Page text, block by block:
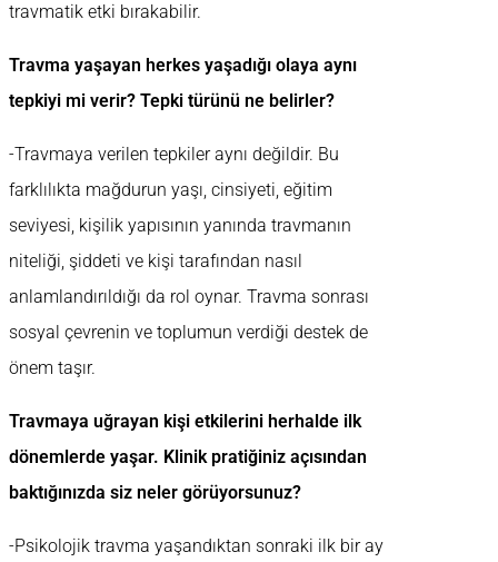
travmatik etki bırakabilir.
Travma yaşayan herkes yaşadığı olaya aynı
tepkiyi mi verir? Tepki türünü ne belirler?
-Travmaya verilen tepkiler aynı değildir. Bu
farklılıkta mağdurun yaşı, cinsiyeti, eğitim
seviyesi, kişilik yapısının yanında travmanın
niteliği, şiddeti ve kişi tarafından nasıl
anlamlandırıldığı da rol oynar. Travma sonrası
sosyal çevrenin ve toplumun verdiği destek de
önem taşır.
Travmaya uğrayan kişi etkilerini herhalde ilk
dönemlerde yaşar. Klinik pratiğiniz açısından
baktığınızda siz neler görüyorsunuz?
-Psikolojik travma yaşandıktan sonraki ilk bir ay